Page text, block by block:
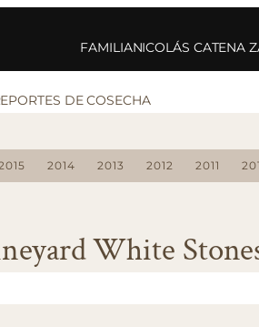
FAMILIANICOLÁS CATENA
DE COSECHA
2014 2013 2012 2011
White